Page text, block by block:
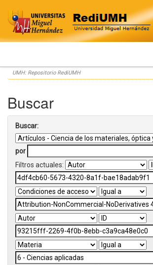
Skip
navigation
UMH: Repositorio RediUMH
Buscar
Buscar:
por
Filtros actuales: